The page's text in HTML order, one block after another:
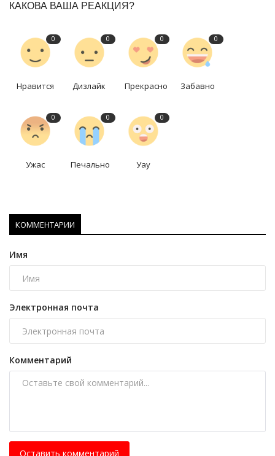
КАКОВА ВАША РЕАКЦИЯ?
0
Нравится
0
Дизлайк
0
Прекрасно
0
Забавно
0
Ужас
0
Печально
0
Уау
КОММЕНТАРИИ
Имя
Электронная почта
Комментарий
Оставить комментарий